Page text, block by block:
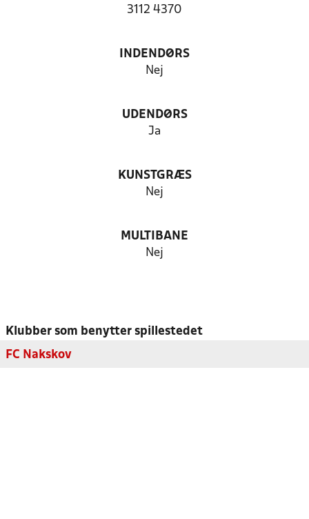
3112 4370
INDENDØRS
Nej
UDENDØRS
Ja
KUNSTGRÆS
Nej
MULTIBANE
Nej
Klubber som benytter spillestedet
FC Nakskov